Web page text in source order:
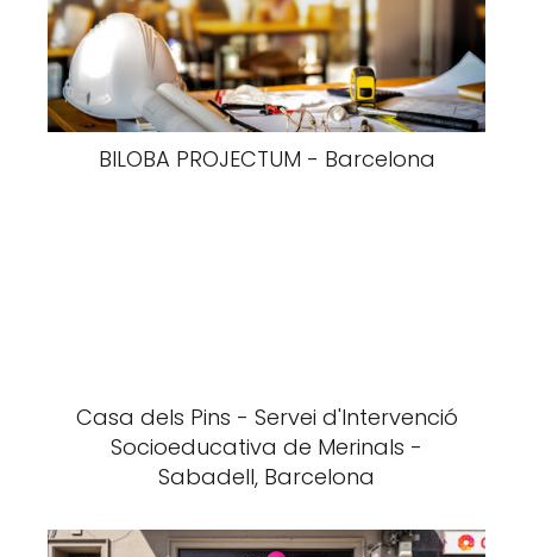
BILOBA PROJECTUM - Barcelona
Casa dels Pins - Servei d'Intervenció
Socioeducativa de Merinals -
Sabadell, Barcelona